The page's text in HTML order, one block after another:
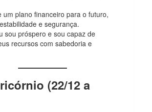
um plano financeiro para o futuro,
e segurança.
sou próspero e sou capaz de
recursos com sabedoria e
(22/12 a